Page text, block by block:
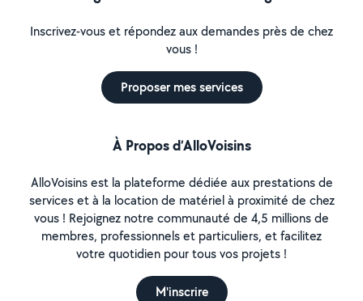
Inscrivez-vous et répondez aux demandes près de chez
vous !
Proposer mes services
À Propos d’AlloVoisins
AlloVoisins est la plateforme dédiée aux prestations de
services et à la location de matériel à proximité de chez
vous ! Rejoignez notre communauté de 4,5 millions de
membres, professionnels et particuliers, et facilitez
votre quotidien pour tous vos projets !
M'inscrire